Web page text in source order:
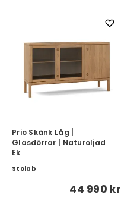
Prio Skänk Låg |
Glasdörrar | Naturoljad
Ek
Stolab
44 990 kr